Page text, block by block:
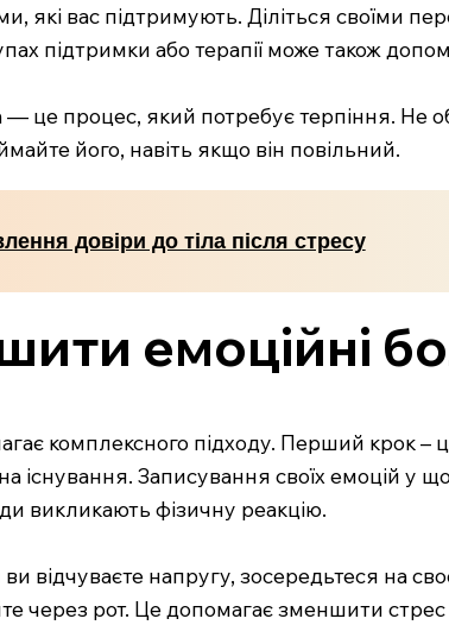
які вас підтримують. Діліться своїми
підтримки або терапії може також
це процес, який потребує терпіння. Не
його, навіть якщо він повільний.
довіри до тіла після стресу
емоційні
комплексного підходу. Перший крок
існування. Записування своїх емоцій у
викликають фізичну реакцію.
відчуваєте напругу, зосередьтеся на
через рот. Це допомагає зменшити